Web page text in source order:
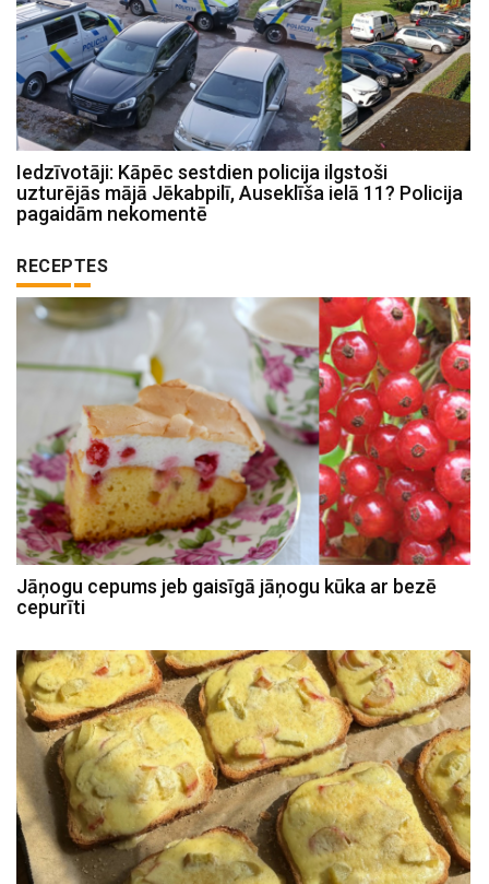
Iedzīvotāji: Kāpēc sestdien policija ilgstoši
uzturējās mājā Jēkabpilī, Auseklīša ielā 11? Policija
pagaidām nekomentē
RECEPTES
Jāņogu cepums jeb gaisīgā jāņogu kūka ar bezē
cepurīti